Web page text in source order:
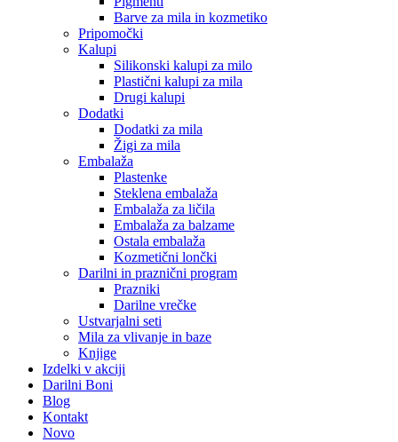
Barve za mila in kozmetiko
Pripomočki
Kalupi
Silikonski kalupi za milo
Plastični kalupi za mila
Drugi kalupi
Dodatki
Dodatki za mila
Žigi za mila
Embalaža
Plastenke
Steklena embalaža
Embalaža za ličila
Embalaža za balzame
Ostala embalaža
Kozmetični lončki
Darilni in praznični program
Prazniki
Darilne vrečke
Ustvarjalni seti
Mila za vlivanje in baze
Knjige
Izdelki v akciji
Darilni Boni
Blog
Kontakt
Novo